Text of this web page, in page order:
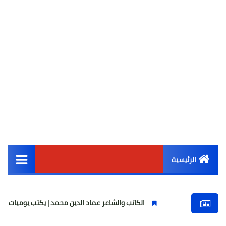
الرئيسية
أخبار مصر
الكاتب والشاعر عماد الدين محمد | يكتب يوميات شاعر وقصيدة :